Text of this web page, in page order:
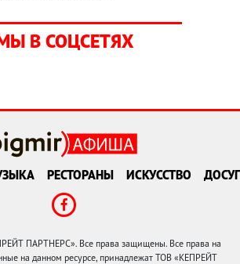
В СОЦСЕТЯХ
РЕСТОРАНЫ ИСКУССТВО ДОСУГ
ПАРТНЕРС». Все права защищены. Все права на
на данном ресурсе, принадлежат ТОВ «КЕПРЕЙТ